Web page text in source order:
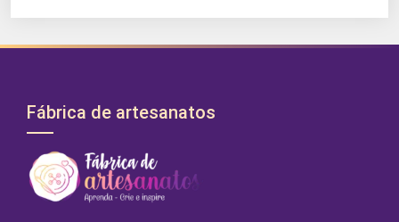
Fábrica de artesanatos